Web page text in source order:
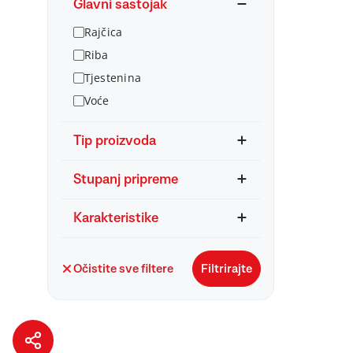
Glavni sastojak
Rajčica
Riba
Tjestenina
Voće
Tip proizvoda
Stupanj pripreme
Karakteristike
Očistite sve filtere Filtrirajte